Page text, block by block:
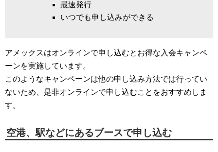
最速発行
いつでも申し込みができる
アメックスはオンラインで申し込むとお得な入会キャンペ
ーンを実施しています。
このようなキャンペーンは他の申し込み方法では行ってい
ないため、是非オンラインで申し込むことをおすすめしま
す。
空港、駅などにあるブースで申し込む